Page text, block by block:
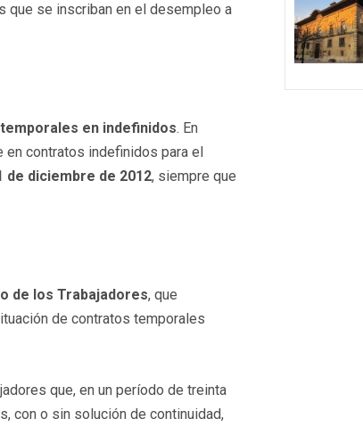
que se inscriban en el desempleo a
en indefinidos. En
contratos indefinidos para el
de diciembre de 2012, siempre que
de los Trabajadores, que
de contratos temporales
que, en un período de treinta
con o sin solución de continuidad,